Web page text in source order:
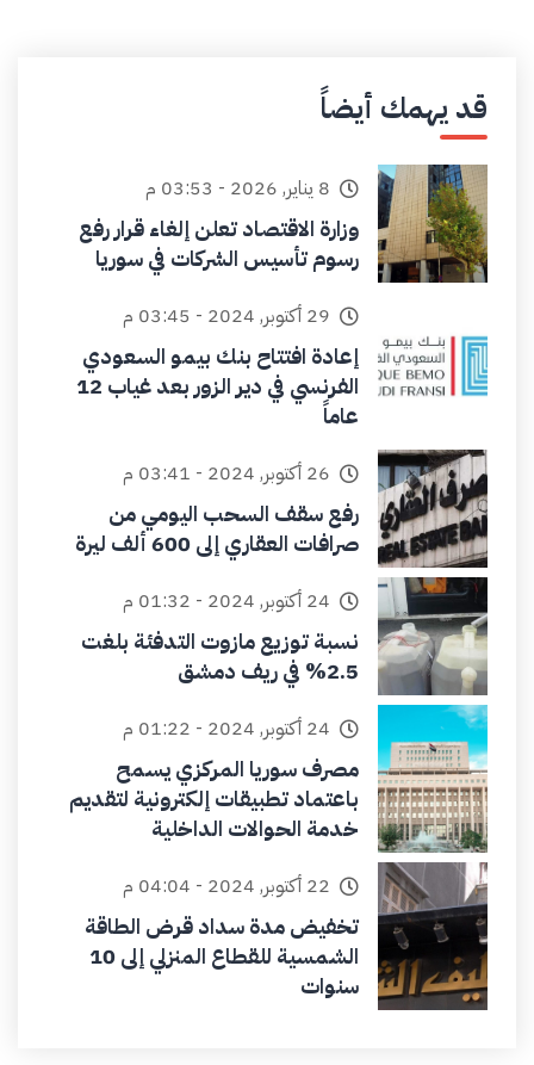
قد يهمك أيضاً
8 يناير, 2026 - 03:53 م
وزارة الاقتصاد تعلن إلغاء قرار رفع
رسوم تأسيس الشركات في سوريا
29 أكتوبر, 2024 - 03:45 م
إعادة افتتاح بنك بيمو السعودي
الفرنسي في دير الزور بعد غياب 12
عاماً
26 أكتوبر, 2024 - 03:41 م
رفع سقف السحب اليومي من
صرافات العقاري إلى 600 ألف ليرة
24 أكتوبر, 2024 - 01:32 م
نسبة توزيع مازوت التدفئة بلغت
2.5% في ريف دمشق
24 أكتوبر, 2024 - 01:22 م
مصرف سوريا المركزي يسمح
باعتماد تطبيقات إلكترونية لتقديم
خدمة الحوالات الداخلية
22 أكتوبر, 2024 - 04:04 م
تخفيض مدة سداد قرض الطاقة
الشمسية للقطاع المنزلي إلى 10
سنوات